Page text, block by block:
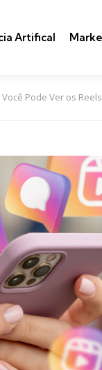
Artifical
Pode Ver os